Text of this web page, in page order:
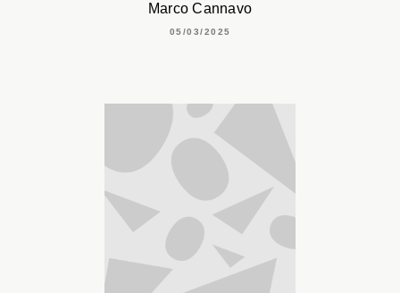
Marco Cannavo
05/03/2025